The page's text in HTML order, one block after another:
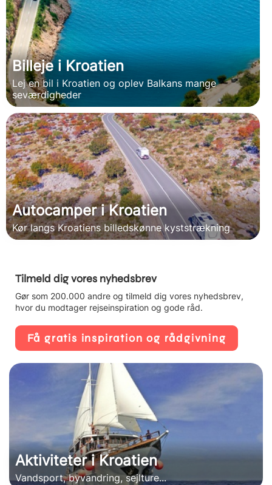
Billeje i Kroatien
Lej en bil i Kroatien og oplev Balkans mange
seværdigheder
Autocamper i Kroatien
Kør langs Kroatiens billedskønne kyststrækning
Tilmeld dig vores nyhedsbrev
Gør som 200.000 andre og tilmeld dig vores nyhedsbrev,
hvor du modtager rejseinspiration og gode råd.
Få gratis inspiration og rådgivning
Aktiviteter i Kroatien
Vandsport, byvandring, sejlture...